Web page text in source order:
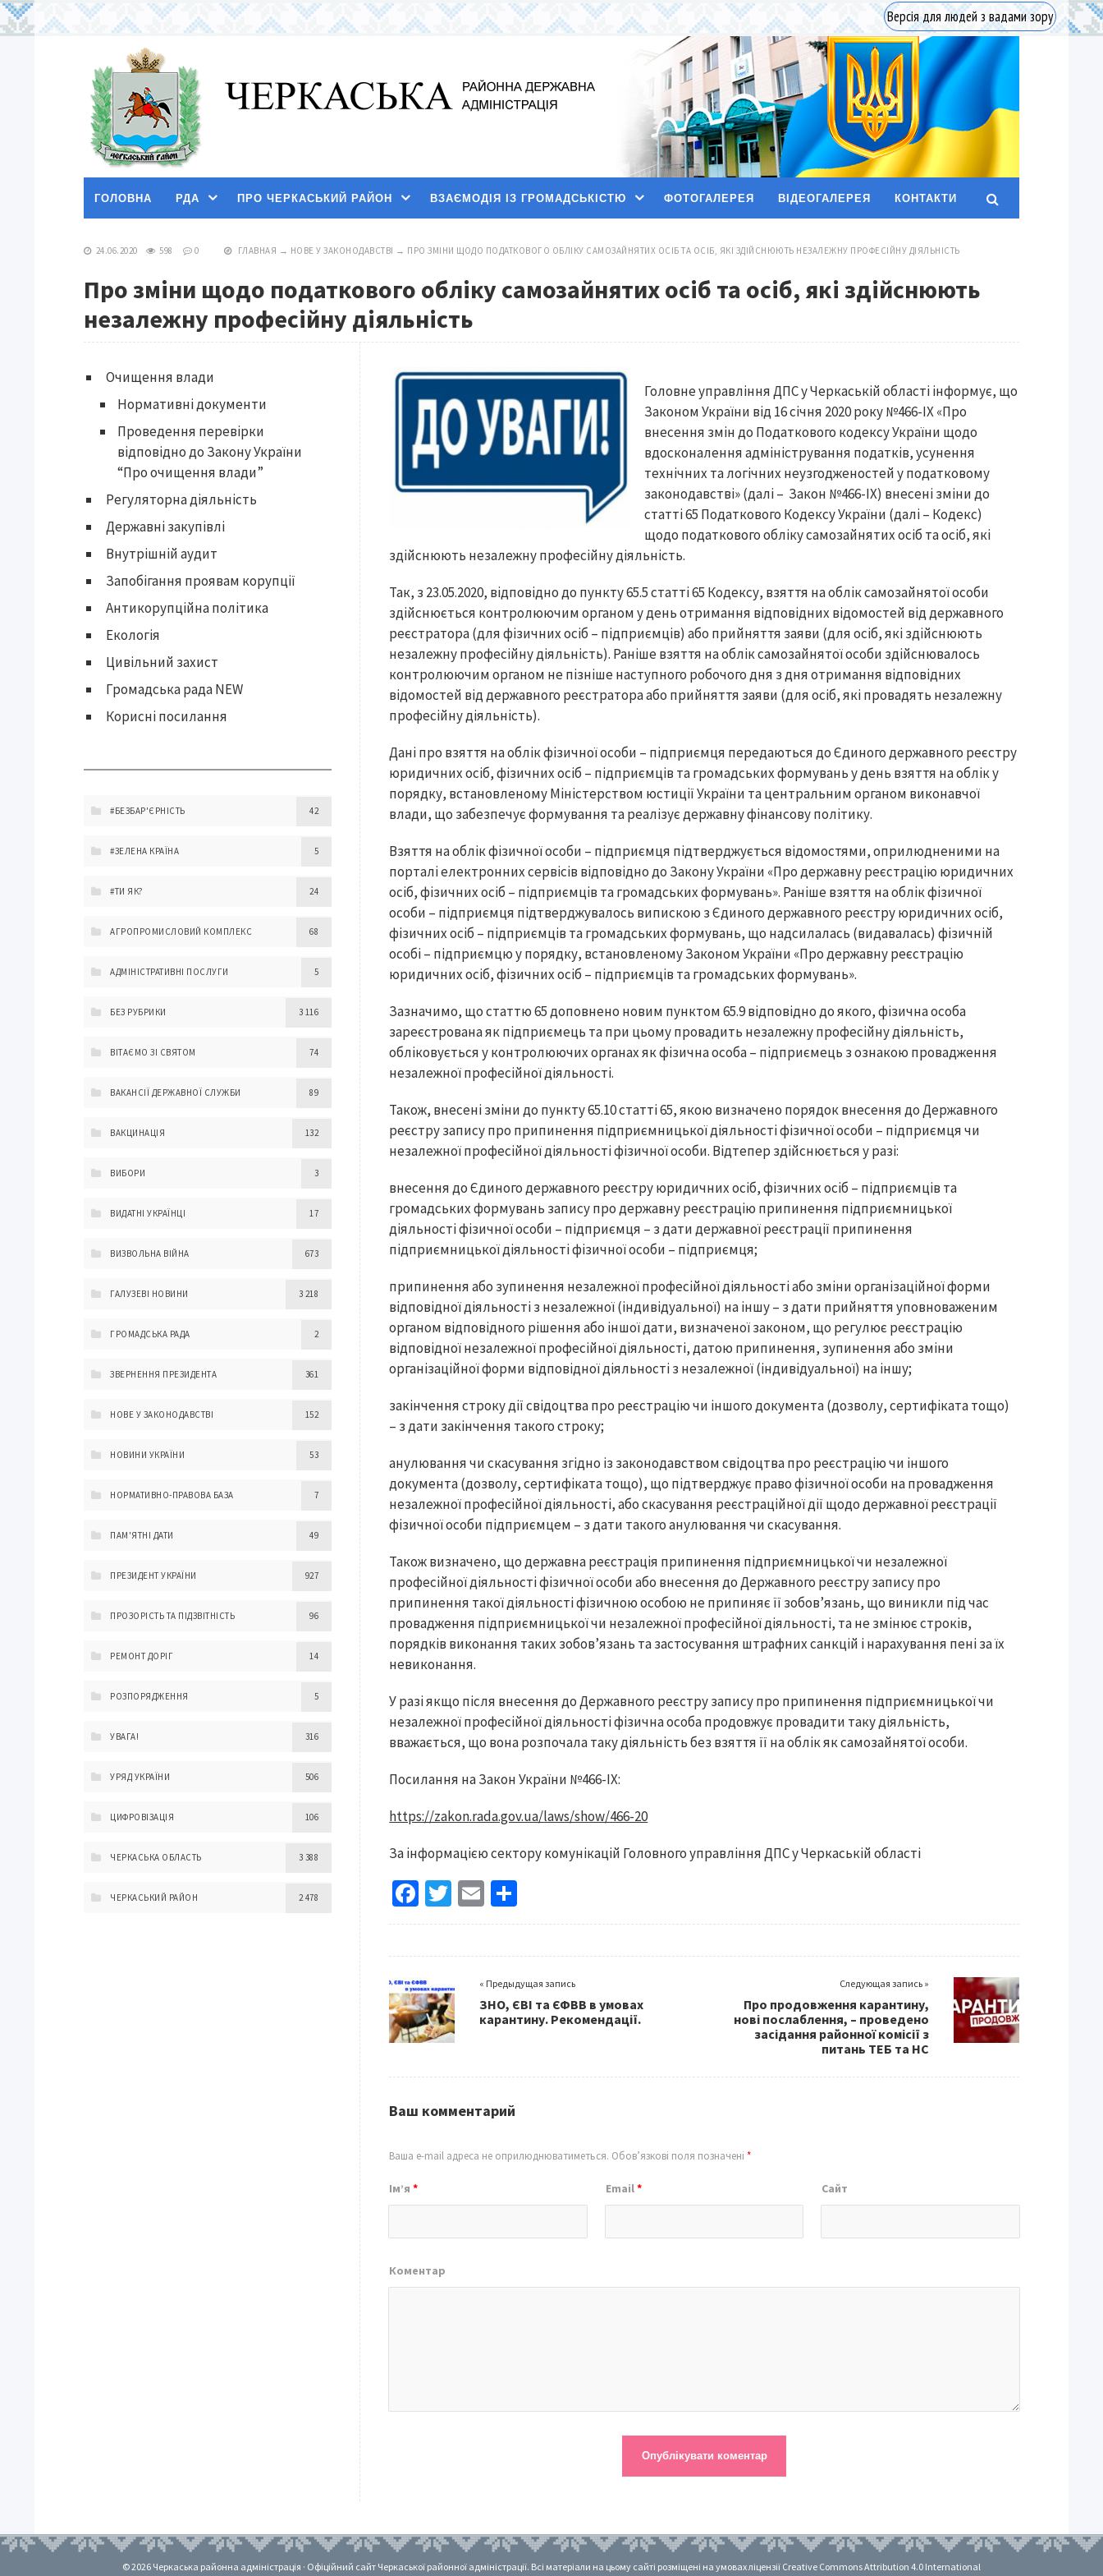
Версія для людей з вадами зору
ГОЛОВНА РДА ПРО ЧЕРКАСЬКИЙ РАЙОН ВЗАЄМОДІЯ ІЗ ГРОМАДСЬКІСТЮ ФОТОГАЛЕРЕЯ ВІДЕОГАЛЕРЕЯ КОНТАКТИ
24.06.2020 598 0 ГЛАВНАЯ → НОВЕ У ЗАКОНОДАВСТВІ → ПРО ЗМІНИ ЩОДО ПОДАТКОВОГО ОБЛІКУ САМОЗАЙНЯТИХ ОСІБ ТА ОСІБ, ЯКІ ЗДІЙСНЮЮТЬ НЕЗАЛЕЖНУ ПРОФЕСІЙНУ ДІЯЛЬНІСТЬ
Про зміни щодо податкового обліку самозайнятих осіб та осіб, які здійснюють
незалежну професійну діяльність
Головне управління ДПС у Черкаській області інформує, що
Законом України від 16 січня 2020 року №466-ІХ «Про
внесення змін до Податкового кодексу України щодо
вдосконалення адміністрування податків, усунення
технічних та логічних неузгодженостей у податковому
законодавстві» (далі – Закон №466-ІХ) внесені зміни до
статті 65 Податкового Кодексу України (далі – Кодекс)
щодо податкового обліку самозайнятих осіб та осіб, які
здійснюють незалежну професійну діяльність.
Так, з 23.05.2020, відповідно до пункту 65.5 статті 65 Кодексу, взяття на облік самозайнятої особи
здійснюється контролюючим органом у день отримання відповідних відомостей від державного
реєстратора (для фізичних осіб – підприємців) або прийняття заяви (для осіб, які здійснюють
незалежну професійну діяльність). Раніше взяття на облік самозайнятої особи здійснювалось
контролюючим органом не пізніше наступного робочого дня з дня отримання відповідних
відомостей від державного реєстратора або прийняття заяви (для осіб, які провадять незалежну
професійну діяльність).
Дані про взяття на облік фізичної особи – підприємця передаються до Єдиного державного реєстру
юридичних осіб, фізичних осіб – підприємців та громадських формувань у день взяття на облік у
порядку, встановленому Міністерством юстиції України та центральним органом виконавчої
влади, що забезпечує формування та реалізує державну фінансову політику.
Взяття на облік фізичної особи – підприємця підтверджується відомостями, оприлюдненими на
порталі електронних сервісів відповідно до Закону України «Про державну реєстрацію юридичних
осіб, фізичних осіб – підприємців та громадських формувань». Раніше взяття на облік фізичної
особи – підприємця підтверджувалось випискою з Єдиного державного реєстру юридичних осіб,
фізичних осіб – підприємців та громадських формувань, що надсилалась (видавалась) фізичній
особі – підприємцю у порядку, встановленому Законом України «Про державну реєстрацію
юридичних осіб, фізичних осіб – підприємців та громадських формувань».
Зазначимо, що статтю 65 доповнено новим пунктом 65.9 відповідно до якого, фізична особа
зареєстрована як підприємець та при цьому провадить незалежну професійну діяльність,
обліковується у контролюючих органах як фізична особа – підприємець з ознакою провадження
незалежної професійної діяльності.
Також, внесені зміни до пункту 65.10 статті 65, якою визначено порядок внесення до Державного
реєстру запису про припинення підприємницької діяльності фізичної особи – підприємця чи
незалежної професійної діяльності фізичної особи. Відтепер здійснюється у разі:
внесення до Єдиного державного реєстру юридичних осіб, фізичних осіб – підприємців та
громадських формувань запису про державну реєстрацію припинення підприємницької
діяльності фізичної особи – підприємця – з дати державної реєстрації припинення
підприємницької діяльності фізичної особи – підприємця;
припинення або зупинення незалежної професійної діяльності або зміни організаційної форми
відповідної діяльності з незалежної (індивідуальної) на іншу – з дати прийняття уповноваженим
органом відповідного рішення або іншої дати, визначеної законом, що регулює реєстрацію
відповідної незалежної професійної діяльності, датою припинення, зупинення або зміни
організаційної форми відповідної діяльності з незалежної (індивідуальної) на іншу;
закінчення строку дії свідоцтва про реєстрацію чи іншого документа (дозволу, сертифіката тощо)
– з дати закінчення такого строку;
анулювання чи скасування згідно із законодавством свідоцтва про реєстрацію чи іншого
документа (дозволу, сертифіката тощо), що підтверджує право фізичної особи на провадження
незалежної професійної діяльності, або скасування реєстраційної дії щодо державної реєстрації
фізичної особи підприємцем – з дати такого анулювання чи скасування.
Також визначено, що державна реєстрація припинення підприємницької чи незалежної
професійної діяльності фізичної особи або внесення до Державного реєстру запису про
припинення такої діяльності фізичною особою не припиняє її зобов’язань, що виникли під час
провадження підприємницької чи незалежної професійної діяльності, та не змінює строків,
порядків виконання таких зобов’язань та застосування штрафних санкцій і нарахування пені за їх
невиконання.
У разі якщо після внесення до Державного реєстру запису про припинення підприємницької чи
незалежної професійної діяльності фізична особа продовжує провадити таку діяльність,
вважається, що вона розпочала таку діяльність без взяття її на облік як самозайнятої особи.
Посилання на Закон України №466-ІХ:
https://zakon.rada.gov.ua/laws/show/466-20
За інформацією сектору комунікацій Головного управління ДПС у Черкаській області
Fa
ce
o
o
k
T
wi
E
m
l
h
« Предыдущая запись
ЗНО, ЄВІ та ЄФВВ в умовах
карантину. Рекомендації.
Следующая запись »
Про продовження карантину,
нові послаблення, – проведено
засідання районної комісії з
питань ТЕБ та НС
Ваш комментарий
Ваша e-mail адреса не оприлюднюватиметься. Обов’язкові поля позначені*
Ім’я* Email* Сайт
Коментар
Очищення влади
Нормативні документи
Проведення перевірки
відповідно до Закону України
“Про очищення влади”
Регуляторна діяльність
Державні закупівлі
Внутрішній аудит
Запобігання проявам корупції
Антикорупційна політика
Екологія
Цивільний захист
Громадська рада NEW
Корисні посилання
#БЕЗБАР'ЄРНІСТЬ 42
#ЗЕЛЕНА КРАЇНА 5
#ТИ ЯК? 24
АГРОПРОМИСЛОВИЙ КОМПЛЕКС 68
АДМІНІСТРАТИВНІ ПОСЛУГИ 5
БЕЗ РУБРИКИ 3 116
ВІТАЄМО ЗІ СВЯТОМ 74
ВАКАНСІЇ ДЕРЖАВНОЇ СЛУЖБИ 89
ВАКЦИНАЦІЯ 132
ВИБОРИ 3
ВИДАТНІ УКРАЇНЦІ 17
ВИЗВОЛЬНА ВІЙНА 673
ГАЛУЗЕВІ НОВИНИ 3 218
ГРОМАДСЬКА РАДА 2
ЗВЕРНЕННЯ ПРЕЗИДЕНТА 361
НОВЕ У ЗАКОНОДАВСТВІ 152
НОВИНИ УКРАЇНИ 53
НОРМАТИВНО-ПРАВОВА БАЗА 7
ПАМ'ЯТНІ ДАТИ 49
ПРЕЗИДЕНТ УКРАЇНИ 927
ПРОЗОРІСТЬ ТА ПІДЗВІТНІСТЬ 96
РЕМОНТ ДОРІГ 14
РОЗПОРЯДЖЕННЯ 5
УВАГА! 316
УРЯД УКРАЇНИ 506
ЦИФРОВІЗАЦІЯ 106
ЧЕРКАСЬКА ОБЛАСТЬ 3 388
ЧЕРКАСЬКИЙ РАЙОН 2 478
© 2026 Черкаська районна адміністрація · Офіційний сайт Черкаської районної адміністрації. Всі матеріали на цьому сайті розміщені на умовах ліцензії Creative Commons Attribution 4.0 International